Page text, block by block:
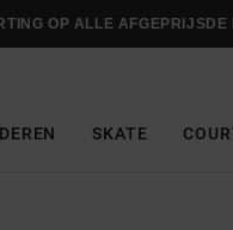
OP ALLE AFGEPRIJSDE
SKATE